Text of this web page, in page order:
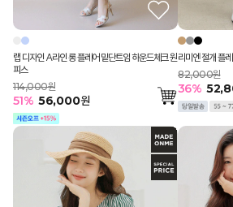
랩 디자인 A라인 롱 플레어 밑단트임 하운드체크 원
피스
114,000원
51% 56,000원
리미엔 절개 플
82,000원
36%